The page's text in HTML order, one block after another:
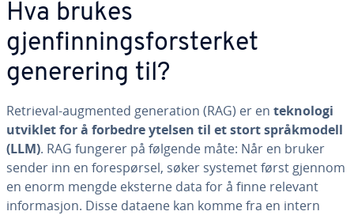
Hva brukes
gjenfinningsforsterket
generering til?
Retrieval-augmented generation (RAG) er en teknologi
utviklet for å forbedre ytelsen til et stort språkmodell
(LLM). RAG fungerer på følgende måte: Når en bruker
sender inn en forespørsel, søker systemet først gjennom
en enorm mengde eksterne data for å finne relevant
informasjon. Disse dataene kan komme fra en intern